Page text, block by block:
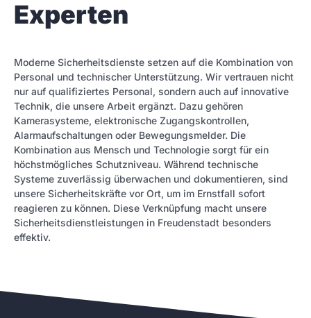
Experten
Moderne Sicherheitsdienste setzen auf die Kombination von
Personal und technischer Unterstützung. Wir vertrauen nicht
nur auf qualifiziertes Personal, sondern auch auf innovative
Technik, die unsere Arbeit ergänzt. Dazu gehören
Kamerasysteme, elektronische Zugangskontrollen,
Alarmaufschaltungen oder Bewegungsmelder. Die
Kombination aus Mensch und Technologie sorgt für ein
höchstmögliches Schutzniveau. Während technische
Systeme zuverlässig überwachen und dokumentieren, sind
unsere Sicherheitskräfte vor Ort, um im Ernstfall sofort
reagieren zu können. Diese Verknüpfung macht unsere
Sicherheitsdienstleistungen in Freudenstadt besonders
effektiv.